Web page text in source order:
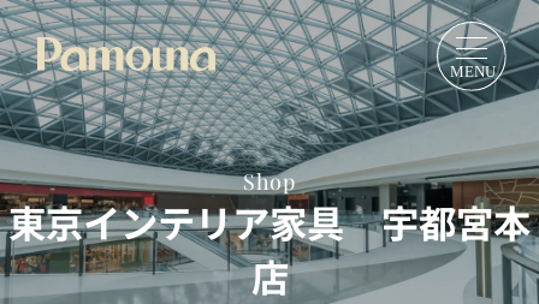
Shop
東京インテリア家具 宇都宮本
店